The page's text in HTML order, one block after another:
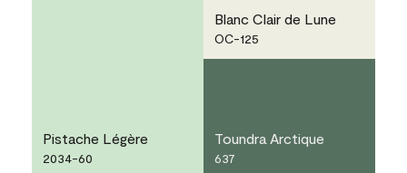
Pistache Légère
2034-60
Blanc Clair de Lune
OC-125
Toundra Arctique
637